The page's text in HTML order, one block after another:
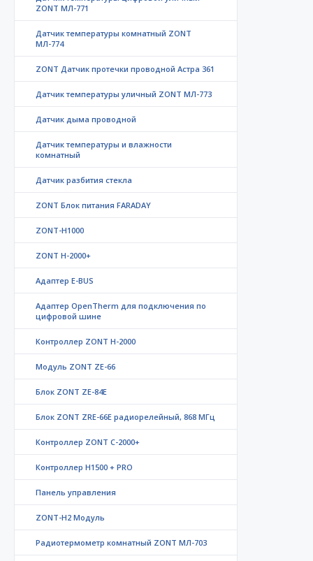
ZONT МЛ-771
Датчик температуры комнатный ZONT
МЛ-774
ZONT Датчик протечки проводной Астра 361
Датчик температуры уличный ZONT МЛ-773
Датчик дыма проводной
Датчик температуры и влажности
комнатный
Датчик разбития стекла
ZONT Блок питания FARADAY
ZONT-H1000
ZONT H-2000+
Адаптер E-BUS
Адаптер OpenTherm для подключения по
цифровой шине
Контроллер ZONT H-2000
Модуль ZONT ZE-66
Блок ZONT ZE-84E
Блок ZONT ZRE-66E радиорелейный, 868 МГц
Контроллер ZONT C-2000+
Контроллер Н1500 + PRO
Панель управления
ZONT-H2 Модуль
Радиотермометр комнатный ZONT МЛ-703